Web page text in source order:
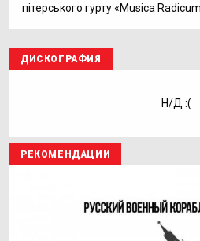
пітерського гурту «Musica
ДИСКОГРАФИЯ
Н/Д :(
РЕКОМЕНДАЦИИ